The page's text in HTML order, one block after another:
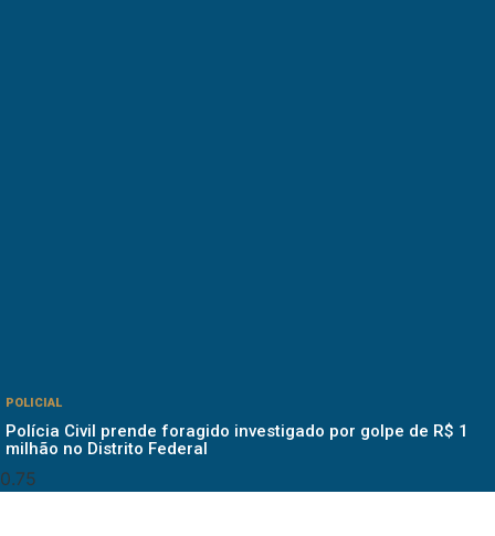
POLICIAL
Polícia Civil prende foragido investigado por golpe de R$ 1
milhão no Distrito Federal